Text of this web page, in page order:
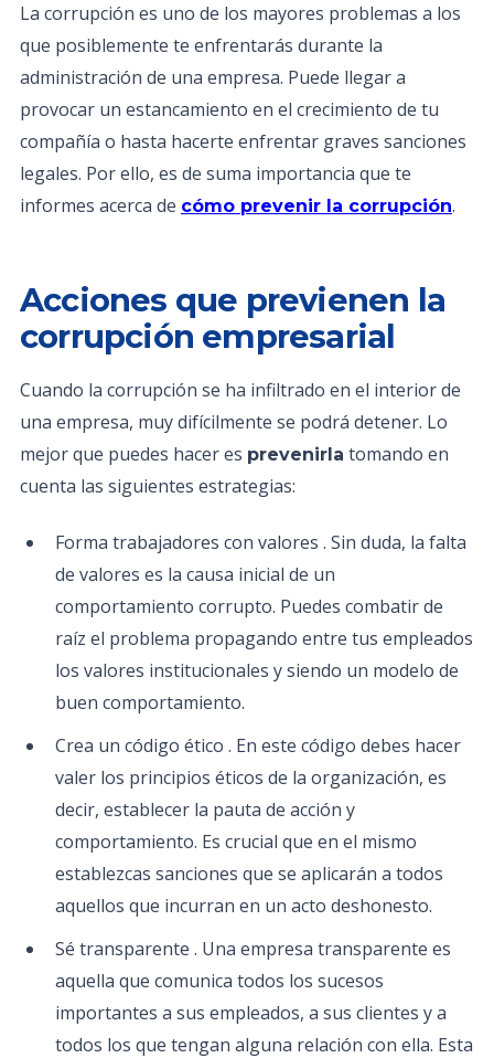
La corrupción es uno de los mayores problemas a los
que posiblemente te enfrentarás durante la
administración de una empresa. Puede llegar a
provocar un estancamiento en el crecimiento de tu
compañía o hasta hacerte enfrentar graves sanciones
legales. Por ello, es de suma importancia que te
informes acerca de cómo prevenir la corrupción.
Acciones que previenen la
corrupción empresarial
Cuando la corrupción se ha infiltrado en el interior de
una empresa, muy difícilmente se podrá detener. Lo
mejor que puedes hacer es prevenirla tomando en
cuenta las siguientes estrategias:
Forma trabajadores con valores . Sin duda, la falta
de valores es la causa inicial de un
comportamiento corrupto. Puedes combatir de
raíz el problema propagando entre tus empleados
los valores institucionales y siendo un modelo de
buen comportamiento.
Crea un código ético . En este código debes hacer
valer los principios éticos de la organización, es
decir, establecer la pauta de acción y
comportamiento. Es crucial que en el mismo
establezcas sanciones que se aplicarán a todos
aquellos que incurran en un acto deshonesto.
Sé transparente . Una empresa transparente es
aquella que comunica todos los sucesos
importantes a sus empleados, a sus clientes y a
todos los que tengan alguna relación con ella. Esta